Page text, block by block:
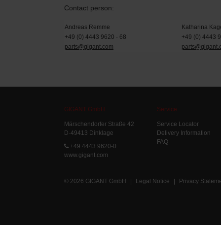
Contact person:
Andreas Remme
Katharina
+49 (0) 4443 9620 - 68
+49 (0) 4443
parts@gigant.com
GIGANT GmbH
Märschendorfer Straße 42
D-49413 Dinklage
+49 4443 9620-0
www.gigant.com
Service
Service Locator
Delivery Information
FAQ
© 2026 GIGANT GmbH | Legal Notice | Privacy